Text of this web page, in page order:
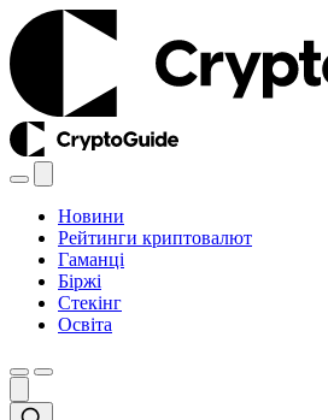
Новини
Рейтинги криптовалют
Гаманці
Біржі
Стекінг
Освіта